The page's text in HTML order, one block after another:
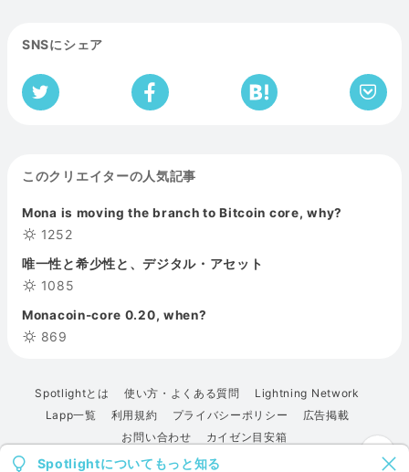
Spotlightについてもっと知る
SNSにシェア
このクリエイターの人気記事
Mona is moving the branch to Bitcoin core, why?
1252
唯一性と希少性と、デジタル・アセット
1085
Monacoin-core 0.20, when?
869
Spotlightとは 使い方・よくある質問
Lightning Network
Lapp一覧
利用規約 プライバシーポリシー
広告掲載
お問い合わせ
カイゼン目安箱